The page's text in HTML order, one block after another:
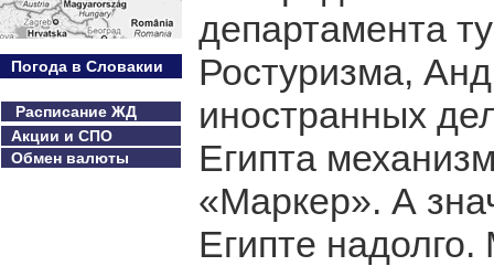
Погода в Словакии
Расписание ЖД
Акции и СПО
Обмен валюты
департамента
Ростуризма,
иностранных
Египта
«Маркер». А
Египте